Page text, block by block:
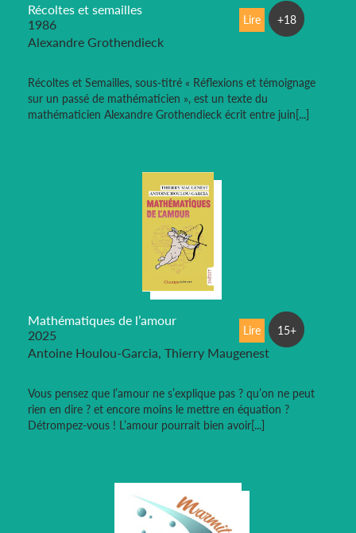
Récoltes et semailles
1986
Alexandre Grothendieck
Récoltes et Semailles, sous-titré « Réflexions et témoignage
sur un passé de mathématicien », est un texte du
mathématicien Alexandre Grothendieck écrit entre juin[...]
Lire +18
Mathématiques de l’amour
2025
Antoine Houlou-Garcia, Thierry Maugenest
Vous pensez que l’amour ne s’explique pas ? qu’on ne peut
rien en dire ? et encore moins le mettre en équation ?
Détrompez-vous ! L’amour pourrait bien avoir[...]
Lire 15+